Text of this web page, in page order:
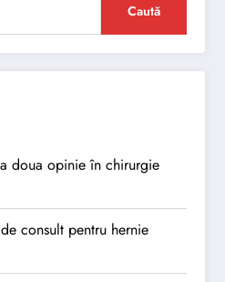
Caută
doua opinie în chirurgie
consult pentru hernie